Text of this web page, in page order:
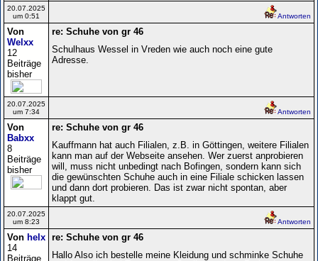
20.07.2025
um 0:51
Antworten
Von
Welxx
12
Beiträge
bisher
re: Schuhe von gr 46
Schulhaus Wessel in Vreden wie auch noch eine gute
Adresse.
20.07.2025
um 7:34
Antworten
Von
Babxx
8
Beiträge
bisher
re: Schuhe von gr 46
Kauffmann hat auch Filialen, z.B. in Göttingen, weitere Filialen
kann man auf der Webseite ansehen. Wer zuerst anprobieren
will, muss nicht unbedingt nach Bofingen, sondern kann sich
die gewünschten Schuhe auch in eine Filiale schicken lassen
und dann dort probieren. Das ist zwar nicht spontan, aber
klappt gut.
20.07.2025
um 8:23
Antworten
Von helx
14
Beiträge
re: Schuhe von gr 46
Hallo Also ich bestelle meine Kleidung und schminke Schuhe